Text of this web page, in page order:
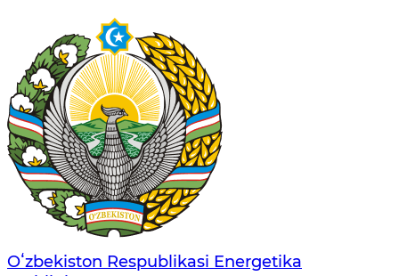
Oʻzbekiston Respublikasi Energetika